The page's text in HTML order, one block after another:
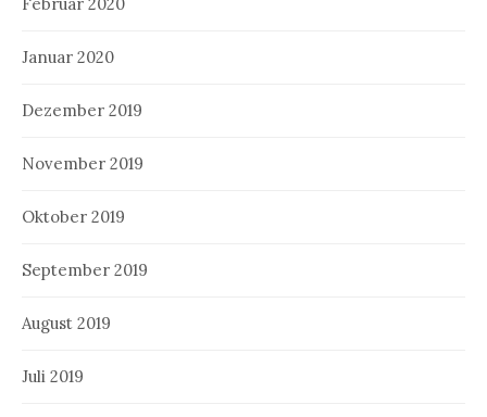
Januar 2020
Dezember 2019
November 2019
Oktober 2019
September 2019
August 2019
Juli 2019